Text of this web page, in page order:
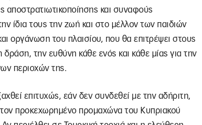
αποστρατιωτικοποίησης και συναφούς
ίδια τους την ζωή και στο μέλλον των παιδιών
οργάνωση του πλαισίου, που θα επιτρέψει στους
την ευθύνη κάθε ενός και κάθε μίας για την
περιοχών της.
επιτυχώς, εάν δεν συνδεθεί με την αδήριτη,
προκεχωρημένο προμαχώνα του Κυπριακού